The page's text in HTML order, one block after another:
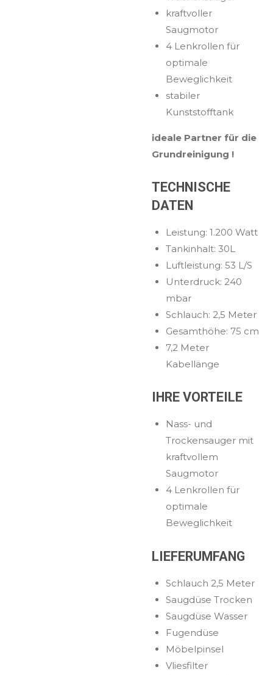
kraftvoller
Saugmotor
4 Lenkrollen für
optimale
Beweglichkeit
stabiler
Kunststofftank
ideale Partner für die
Grundreinigung !
TECHNISCHE
DATEN
Leistung: 1.200 Watt
Tankinhalt: 30L
Luftleistung: 53 L/S
Unterdruck: 240
mbar
Schlauch: 2,5 Meter
Gesamthöhe: 75 cm
7,2 Meter
Kabellänge
IHRE VORTEILE
Nass- und
Trockensauger mit
kraftvollem
Saugmotor
4 Lenkrollen für
optimale
Beweglichkeit
LIEFERUMFANG
Schlauch 2,5 Meter
Saugdüse Trocken
Saugdüse Wasser
Fugendüse
Möbelpinsel
Vliesfilter